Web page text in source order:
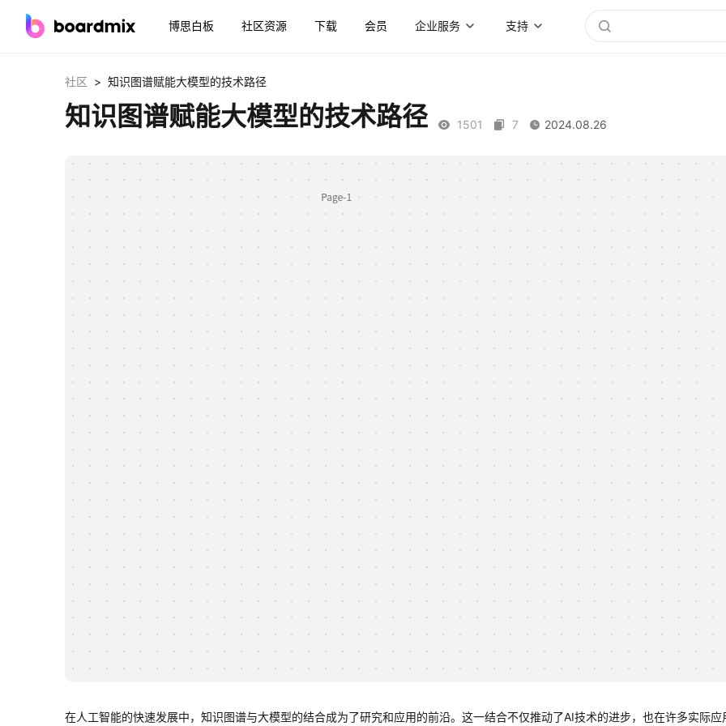
博思白板 社区资源 下载 会员 企业服务 支持
社区 > 知识图谱赋能大模型的技术路径
知识图谱赋能大模型的技术路径 1501 7 2024.08.26
在人工智能的快速发展中，知识图谱与大模型的结合成为了研究和应用的前沿。这一结合不仅推动了AI技术的进步，也在许多实际应